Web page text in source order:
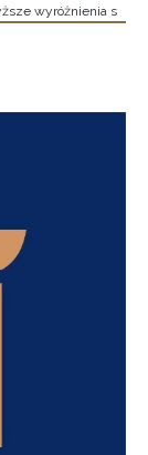
wyróżnienia s